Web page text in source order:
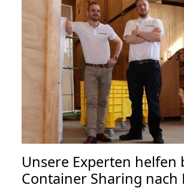
Unsere Experten helfen
Container Sharing nach